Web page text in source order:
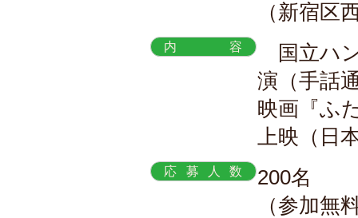
（新宿区
内容
国立ハ
演（手話
映画『ふ
上映（日
応募人数
200名
（参加無